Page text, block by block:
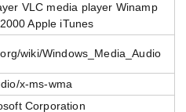
VLC media player Winamp
Apple iTunes
wiki/Windows_Media_Audio
x-ms-wma
Corporation